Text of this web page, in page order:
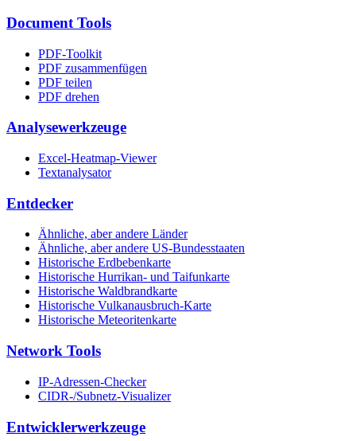
Document Tools
PDF-Toolkit
PDF zusammenfügen
PDF teilen
PDF drehen
Analysewerkzeuge
Excel-Heatmap-Viewer
Textanalysator
Entdecker
Ähnliche, aber andere Länder
Ähnliche, aber andere US-Bundesstaaten
Historische Erdbebenkarte
Historische Hurrikan- und Taifunkarte
Historische Waldbrandkarte
Historische Vulkanausbruch-Karte
Historische Meteoritenkarte
Network Tools
IP-Adressen-Checker
CIDR-/Subnetz-Visualizer
Entwicklerwerkzeuge